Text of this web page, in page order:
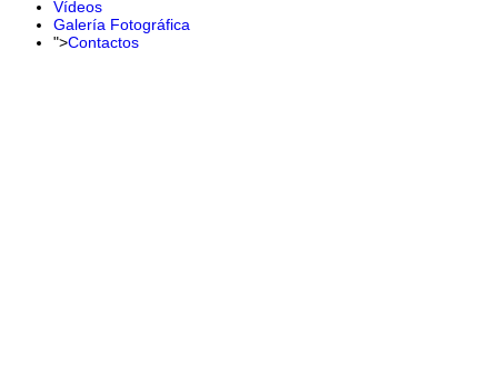
Vídeos
Galería Fotográfica
">Contactos